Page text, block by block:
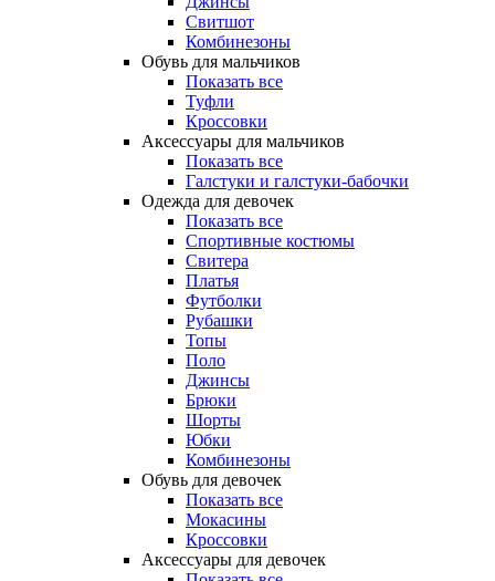
Свитшот
Комбинезоны
Обувь для мальчиков
Показать все
Туфли
Кроссовки
Аксессуары для мальчиков
Показать все
Галстуки и галстуки-бабочки
Одежда для девочек
Показать все
Спортивные костюмы
Свитера
Платья
Футболки
Рубашки
Топы
Поло
Джинсы
Брюки
Шорты
Юбки
Комбинезоны
Обувь для девочек
Показать все
Мокасины
Кроссовки
Аксессуары для девочек